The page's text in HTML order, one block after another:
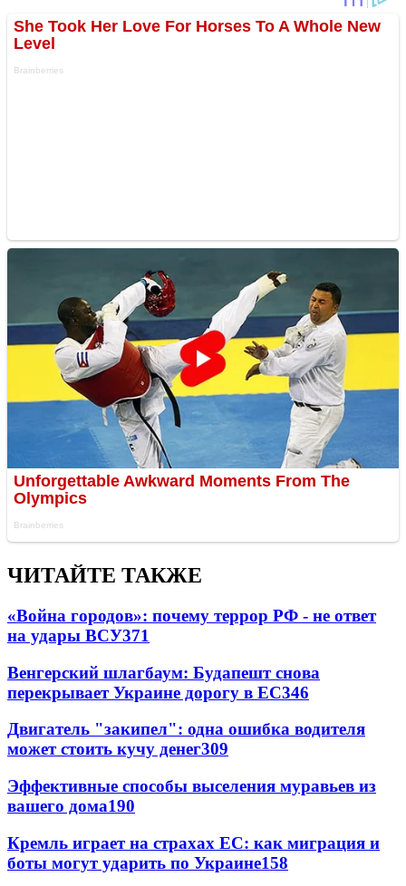
ЧИТАЙТЕ ТАКЖЕ
«Война городов»: почему террор РФ - не ответ
на удары ВСУ371
Венгерский шлагбаум: Будапешт снова
перекрывает Украине дорогу в ЕС346
Двигатель "закипел": одна ошибка водителя
может стоить кучу денег309
Эффективные способы выселения муравьев из
вашего дома190
Кремль играет на страхах ЕС: как миграция и
боты могут ударить по Украине158